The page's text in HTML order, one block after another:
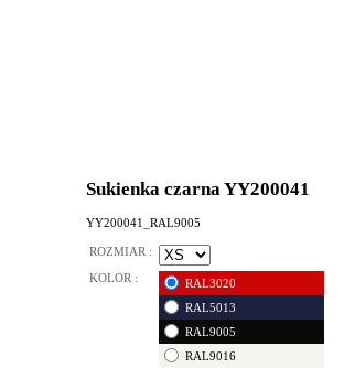
Sukienka czarna YY200041
YY200041_RAL9005
ROZMIAR :
KOLOR :
RAL3020
RAL5013
RAL9005
RAL9016